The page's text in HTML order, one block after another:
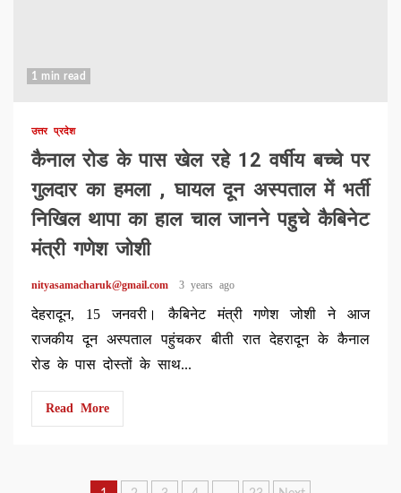
1 min read
उत्तर प्रदेश
कैनाल रोड के पास खेल रहे 12 वर्षीय बच्चे पर
गुलदार का हमला , घायल दून अस्पताल में भर्ती
निखिल थापा का हाल चाल जानने पहुचे कैबिनेट
मंत्री गणेश जोशी
nityasamacharuk@gmail.com 3 years ago
देहरादून, 15 जनवरी। कैबिनेट मंत्री गणेश जोशी ने आज
राजकीय दून अस्पताल पहुंचकर बीती रात देहरादून के कैनाल
रोड के पास दोस्तों के साथ...
Read More